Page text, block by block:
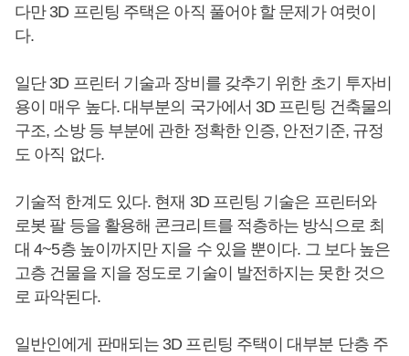
다만 3D 프린팅 주택은 아직 풀어야 할 문제가 여럿이
다.
일단 3D 프린터 기술과 장비를 갖추기 위한 초기 투자비
용이 매우 높다. 대부분의 국가에서 3D 프린팅 건축물의
구조, 소방 등 부분에 관한 정확한 인증, 안전기준, 규정
도 아직 없다.
기술적 한계도 있다. 현재 3D 프린팅 기술은 프린터와
로봇 팔 등을 활용해 콘크리트를 적층하는 방식으로 최
대 4~5층 높이까지만 지을 수 있을 뿐이다. 그 보다 높은
고층 건물을 지을 정도로 기술이 발전하지는 못한 것으
로 파악된다.
일반인에게 판매되는 3D 프린팅 주택이 대부분 단층 주